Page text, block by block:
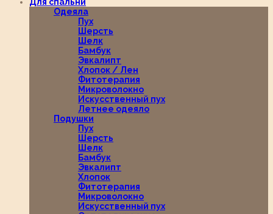
Одеяла
Пух
Шерсть
Шелк
Бамбук
Эвкалипт
Хлопок / Лен
Фитотерапия
Микроволокно
Искусственный пух
Летнее одеяло
Подушки
Пух
Шерсть
Шелк
Бамбук
Эвкалипт
Хлопок
Фитотерапия
Микроволокно
Искусственный пух